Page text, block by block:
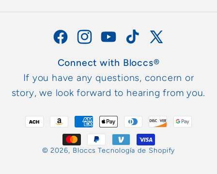
FacebookInstagramYouTubeTikTok X
(Twitter)
Connect with Bloccs®
If you have any questions, concern or
story, we look forward to hearing from you.
de
© 2026, Bloccs Tecnología de Shopify